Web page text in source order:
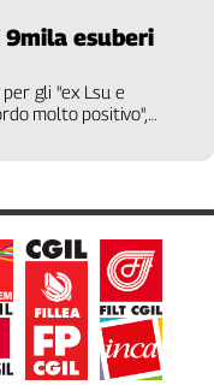
esuberi
gli "ex Lsu e
molto positivo",